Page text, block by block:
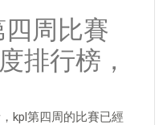
周比賽
排行榜，
kpl第四周的比賽已經